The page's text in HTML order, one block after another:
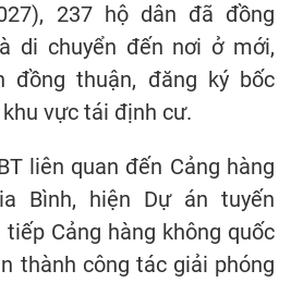
237 hộ dân đã đồng
di chuyển đến nơi ở mới,
đồng thuận, đăng ký bốc
vực tái định cư.
liên quan đến Cảng hàng
Bình, hiện Dự án tuyến
Cảng hàng không quốc
thành công tác giải phóng